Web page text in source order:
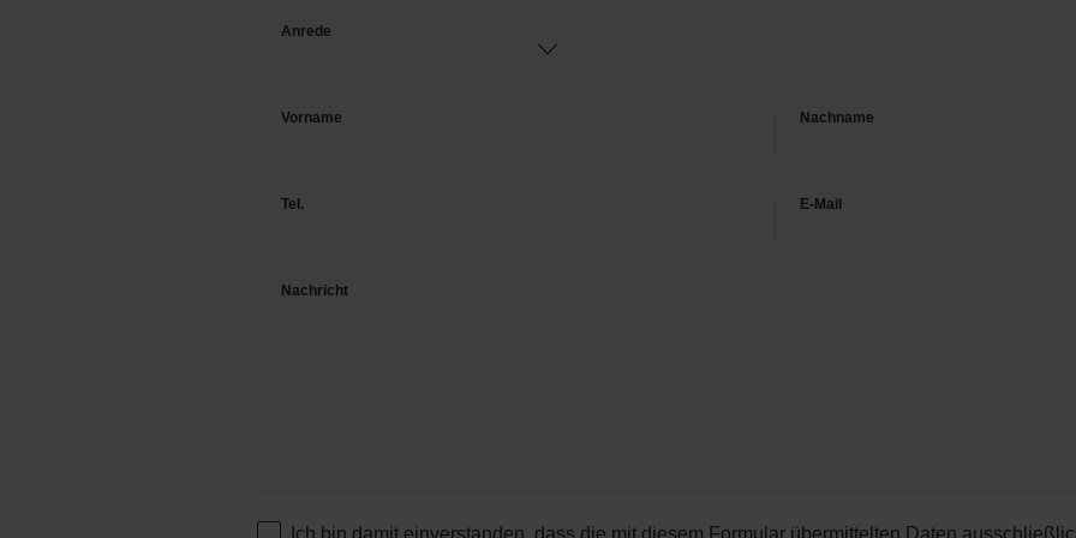
Anrede
Vorname Nachname
Tel. E-Mail
Nachricht
Ich bin damit einverstanden, dass die mit diesem Formular übermittelten Daten